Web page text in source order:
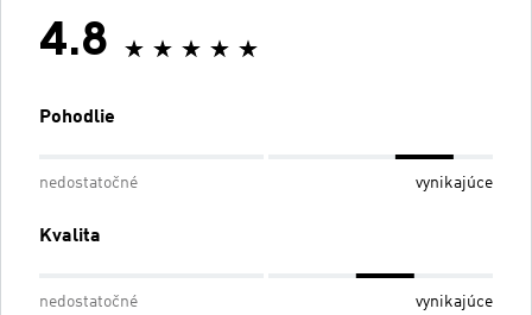
4.8
Pohodlie
nedostatočné vynikajúce
Kvalita
nedostatočné vynikajúce